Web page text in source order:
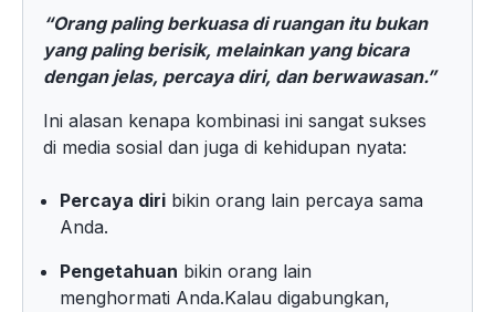
“Orang paling berkuasa di ruangan itu bukan
yang paling berisik, melainkan yang bicara
dengan jelas, percaya diri, dan berwawasan.”
Ini alasan kenapa kombinasi ini sangat sukses
di media sosial dan juga di kehidupan nyata:
Percaya diri bikin orang lain percaya sama
Anda.
Pengetahuan bikin orang lain
menghormati Anda.Kalau digabungkan,